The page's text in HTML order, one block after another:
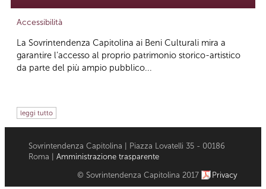
Accessibilità
La Sovrintendenza Capitolina ai Beni Culturali mira a
garantire l’accesso al proprio patrimonio storico-artistico
da parte del più ampio pubblico...
leggi tutto
Sovrintendenza Capitolina | Piazza Lovatelli 35 - 00186
Roma | Amministrazione trasparente
© Sovrintendenza Capitolina 2017 Privacy